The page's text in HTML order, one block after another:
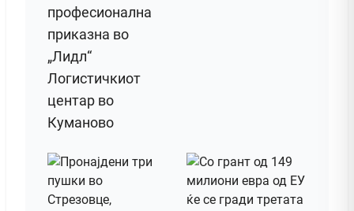
професионална
приказна во
„Лидл“
Логистичкиот
центар во
Куманово